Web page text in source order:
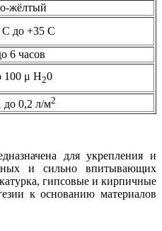
жёлтый
С до +35 С
6 часов
100 μ Н20
до 0,2 л/м2
для укрепления и
и сильно впитывающих
гипсовые и кирпичные
к основанию материалов